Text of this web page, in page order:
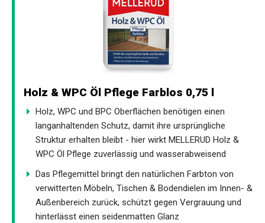
Holz & WPC Öl Pflege Farblos 0,75 l
Holz, WPC und BPC Oberflächen benötigen einen
langanhaltenden Schutz, damit ihre ursprüngliche
Struktur erhalten bleibt - hier wirkt MELLERUD Holz &
WPC Öl Pflege zuverlässig und wasserabweisend
Das Pflegemittel bringt den natürlichen Farbton von
verwitterten Möbeln, Tischen & Bodendielen im Innen- &
Außenbereich zurück, schützt gegen Vergrauung und
hinterlässt einen seidenmatten Glanz